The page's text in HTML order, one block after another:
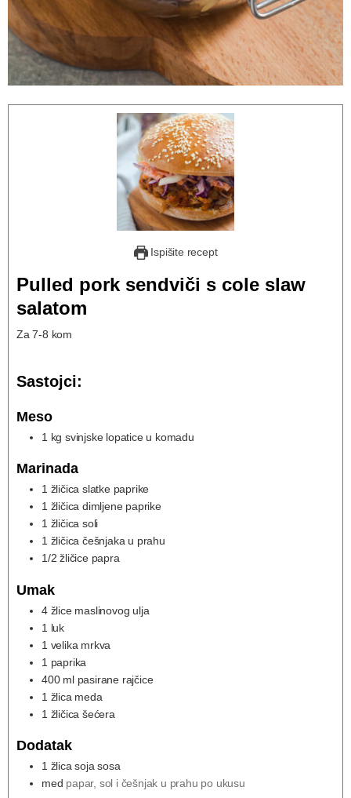
Ispišite recept
Pulled pork sendviči s cole slaw
salatom
Za 7-8 kom
Sastojci:
Meso
1 kg svinjske lopatice u komadu
Marinada
1 žličica slatke paprike
1 žličica dimljene paprike
1 žličica soli
1 žličica češnjaka u prahu
1/2 žličice papra
Umak
4 žlice maslinovog ulja
1 luk
1 velika mrkva
1 paprika
400 ml pasirane rajčice
1 žlica meda
1 žličica šećera
Dodatak
1 žlica soja sosa
med papar, sol i češnjak u prahu po ukusu